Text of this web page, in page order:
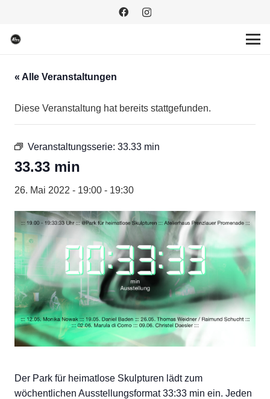
« Alle Veranstaltungen
Diese Veranstaltung hat bereits stattgefunden.
Veranstaltungsserie: 33.33 min
33.33 min
26. Mai 2022 - 19:00 - 19:30
Der Park für heimatlose Skulpturen lädt zum
wöchentlichen Ausstellungsformat 33:33 min ein. Jeden